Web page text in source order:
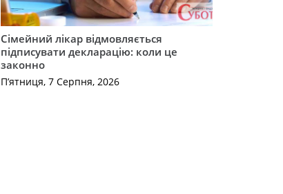
Сімейний лікар відмовляється
підписувати декларацію: коли це
законно
П’ятниця, 7 Серпня, 2026